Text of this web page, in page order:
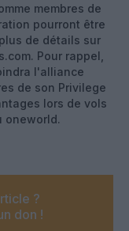
membres de
pourront être
de détails sur
Pour rappel,
l'alliance
de son Privilege
lors de vols
oneworld.
?
don !